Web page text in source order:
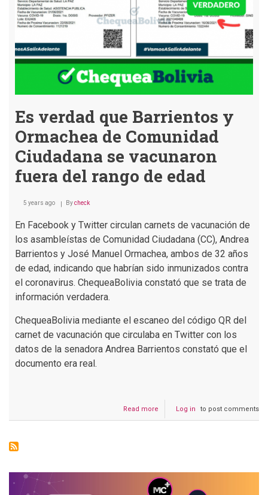
universal
Es verdad que Barrientos y
Ormachea de Comunidad
Ciudadana se vacunaron
fuera del rango de edad
5 years ago Bycheck
En Facebook y Twitter circulan carnets de vacunación de
los asambleístas de Comunidad Ciudadana (CC), Andrea
Barrientos y José Manuel Ormachea, ambos de 32 años
de edad, indicando que habrían sido inmunizados contra
el coronavirus. ChequeaBolivia constató que se trata de
información verdadera.
ChequeaBolivia mediante el escaneo del código QR del
carnet de vacunación que circulaba en Twitter con los
datos de la senadora Andrea Barrientos constató que el
documento era real.
Read more
Es
de
Comunidad
Log in to post comments